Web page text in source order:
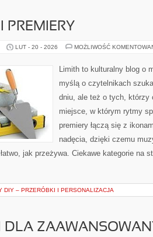
PREMIERY
LUT - 20 - 2026 MOŻLIWOŚĆ
Limith to kulturalny blog o
myślą o czytelnikach
dniu, ale też o tych, którzy
miejsce, w którym rytmy
premiery łączą się z
nadęcia, dzięki czemu
jak przeżywa. Ciekawe kategorie na
DIY – PRZERÓBKI I PERSONALIZACJA
DLA